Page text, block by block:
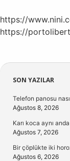
https://
https://
SON YAZILAR
Telefon panosu
Ağustos 8, 2026
Karı koca aynı
Ağustos 7, 2026
Bir çöplükte iki
Ağustos 6, 2026